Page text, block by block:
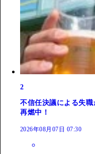
2
不信任決議による失
再燃中！
2026年08月07日 07:30